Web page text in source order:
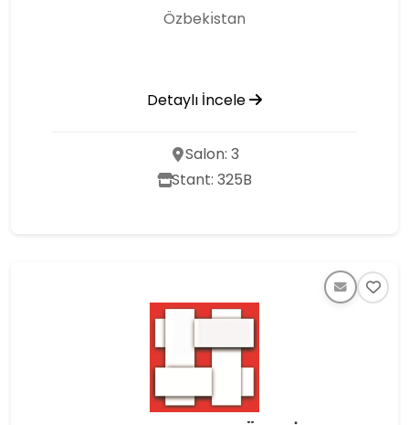
Özbekı̇stan
Detaylı İncele
Salon: 3
Stant: 325B